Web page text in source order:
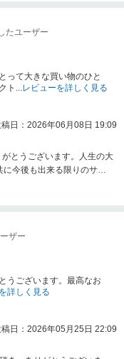
たユーザー
って大きな買い物のひと
ト...レビューを詳しく見る
稿日：2026年06月08日 19:09
とうございます。人生の大
今後も出来る限りのサポ
ザー
うございます。最高なお
詳しく見る
稿日：2026年05月25日 22:09